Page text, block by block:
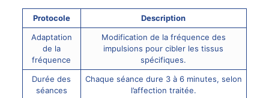
Protocole
Description
Adaptation
de la
fréquence
Modification de la fréquence des
impulsions pour cibler les tissus
spécifiques.
Durée des
séances
Chaque séance dure 3 à 6 minutes, selon
l’affection traitée.